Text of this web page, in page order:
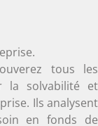
tous les
la solvabilité et
Ils analysent
en fonds de